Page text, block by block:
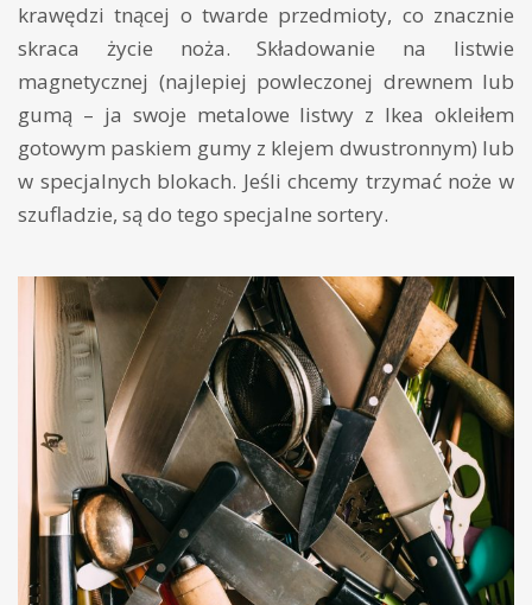
krawędzi tnącej o twarde przedmioty, co znacznie
skraca życie noża. Składowanie na listwie
magnetycznej (najlepiej powleczonej drewnem lub
gumą – ja swoje metalowe listwy z Ikea okleiłem
gotowym paskiem gumy z klejem dwustronnym) lub
w specjalnych blokach. Jeśli chcemy trzymać noże w
szufladzie, są do tego specjalne sortery.